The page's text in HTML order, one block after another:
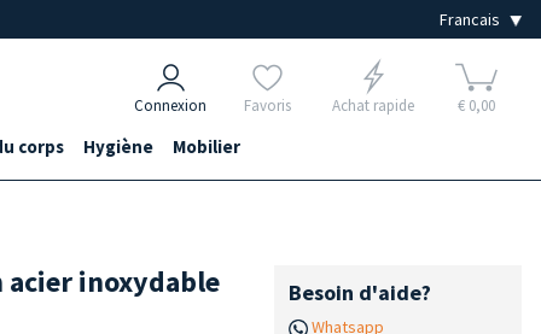
Connexion Favoris Achat rapide € 0,00
corps Hygiène Mobilier
acier inoxydable
Besoin d'aide?
Whatsapp